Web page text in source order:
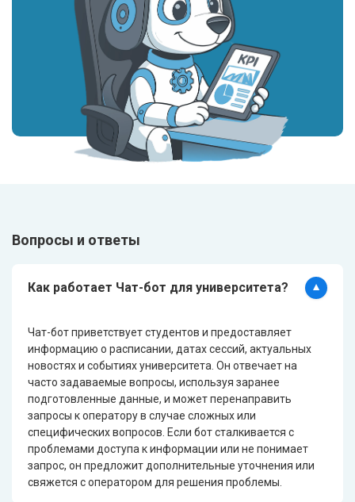
Вопросы и ответы
Как работает Чат-бот для университета?
Чат-бот приветствует студентов и предоставляет
информацию о расписании, датах сессий, актуальных
новостях и событиях университета. Он отвечает на
часто задаваемые вопросы, используя заранее
подготовленные данные, и может перенаправить
запросы к оператору в случае сложных или
специфических вопросов. Если бот сталкивается с
проблемами доступа к информации или не понимает
запрос, он предложит дополнительные уточнения или
свяжется с оператором для решения проблемы.